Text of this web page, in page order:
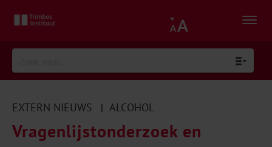
EXTERN NIEUWS | ALCOHOL
Vragenlijstonderzoek en